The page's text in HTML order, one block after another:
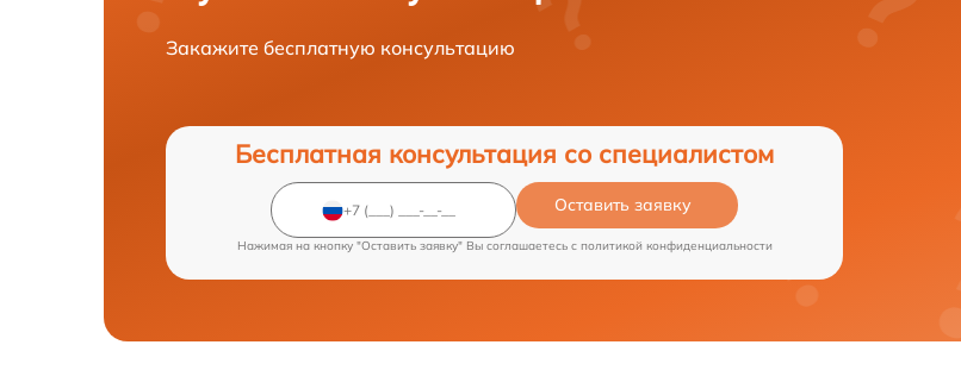
Закажите бесплатную консультацию
Бесплатная консультация со специалистом
Оставить заявку
Нажимая на кнопку "Оставить заявку" Вы соглашаетесь c политикой конфиденциальности